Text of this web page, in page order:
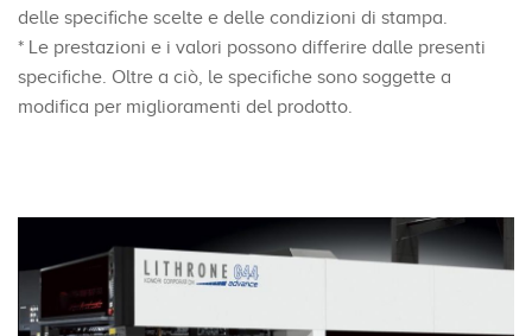
delle specifiche scelte e delle condizioni di stampa.
* Le prestazioni e i valori possono differire dalle presenti
specifiche. Oltre a ciò, le specifiche sono soggette a
modifica per miglioramenti del prodotto.